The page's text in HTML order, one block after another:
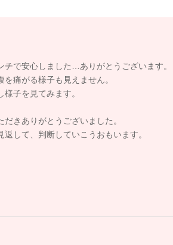
で安心しました…ありがとうございます。
痛がる様子も見えません。
子を見てみます。
きありがとうございました。
して、判断していこうおもいます。